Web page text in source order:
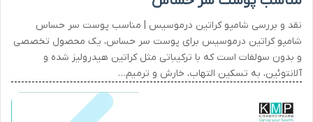
نقد و بررسی شامپو کراتین درموسیس | مناسب پوست سر حساس
شامپو کراتین درموسیس برای پوست سر حساس، یک محصول تخصصی
و بدون سولفات است که با ترکیباتی مثل کراتین هیدرولیز شده و
آلانتوئین، به تسکین التهاب، خارش و ترمیم…